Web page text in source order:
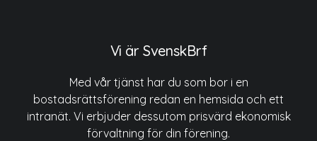
Vi är SvenskBrf
Med vår tjänst har du som bor i en
bostadsrättsförening redan en hemsida och ett
intranät. Vi erbjuder dessutom prisvärd ekonomisk
förvaltning för din förening.